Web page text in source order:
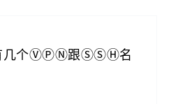
有几个ⓋⓅⓃ跟ⓈⓈⒽ名